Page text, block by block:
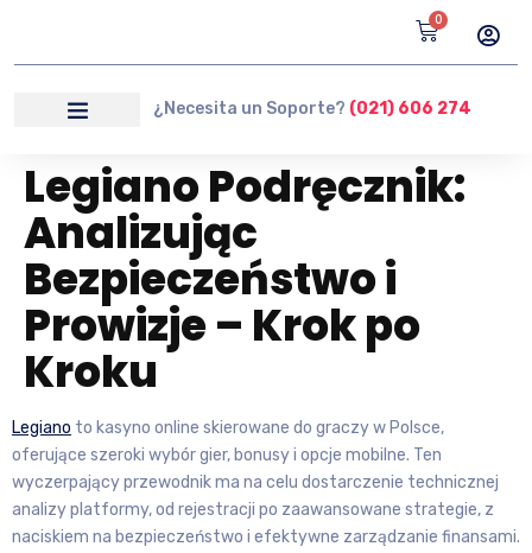
0
¿Necesita un Soporte? (021) 606 274
Legiano Podręcznik:
Analizując
Bezpieczeństwo i
Prowizje – Krok po
Kroku
Legiano to kasyno online skierowane do graczy w Polsce,
oferujące szeroki wybór gier, bonusy i opcje mobilne. Ten
wyczerpający przewodnik ma na celu dostarczenie technicznej
analizy platformy, od rejestracji po zaawansowane strategie, z
naciskiem na bezpieczeństwo i efektywne zarządzanie finansami.